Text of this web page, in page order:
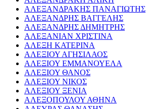
ΑΛΕΞΑΝΔΡΑΚΗΣ ΠΑΝΑΓΙΩΤΗΣ
ΑΛΕΞΑΝΔΡΗΣ ΒΑΓΓΕΛΗΣ
ΑΛΕΞΑΝΔΡΗΣ ΔΗΜΗΤΡΗΣ
ΑΛΕΞΑΝΙΑΝ ΧΡΙΣΤΙΝΑ
ΑΛΕΞΗ ΚΑΤΕΡΙΝΑ
ΑΛΕΞΙΟΥ ΑΓΗΣΙΛΑΟΣ
ΑΛΕΞΙΟΥ ΕΜΜΑΝΟΥΕΛΑ
ΑΛΕΞΙΟΥ ΘΑΝΟΣ
ΑΛΕΞΙΟΥ ΝΙΚΟΣ
ΑΛΕΞΙΟΥ ΞΕΝΙΑ
ΑΛΕΞΟΠΟΥΛΟΥ ΑΘΗΝΑ